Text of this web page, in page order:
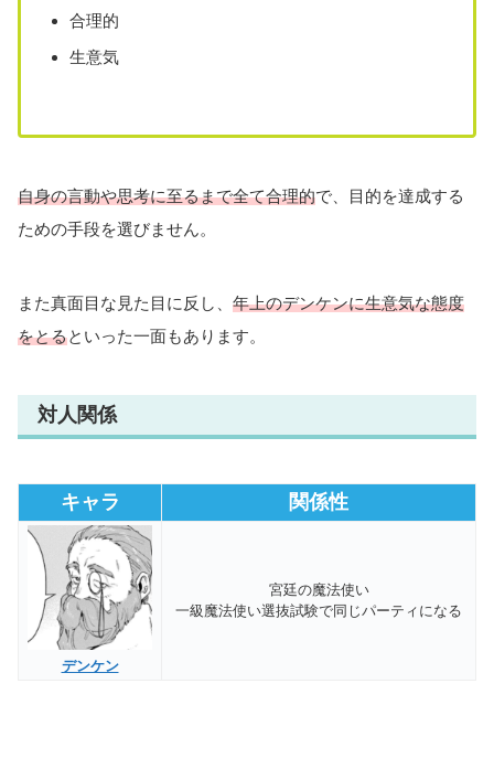
合理的
生意気
自身の言動や思考に至るまで全て合理的で、目的を達成する
ための手段を選びません。
また真面目な見た目に反し、 年上のデンケンに生意気な態度
をとるといった一面もあります。
対人関係
キャラ 関係性
デンケン
宮廷の魔法使い
一級魔法使い選抜試験で同じパーティになる